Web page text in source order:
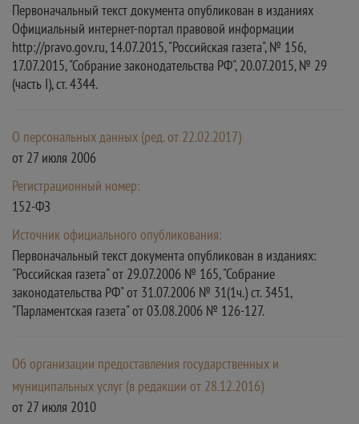
Первоначальный текст документа опубликован в изданиях
Официальный интернет-портал правовой информации
http://pravo.gov.ru, 14.07.2015, "Российская газета", № 156,
17.07.2015, "Собрание законодательства РФ", 20.07.2015, № 29
(часть I), ст. 4344.
О персональных данных (ред. от 22.02.2017)
от 27 июля 2006
Регистрационный номер:
152-ФЗ
Источник официального опубликования:
Первоначальный текст документа опубликован в изданиях:
"Российская газета" от 29.07.2006 № 165, "Собрание
законодательства РФ" от 31.07.2006 № 31(1ч.) ст. 3451,
"Парламентская газета" от 03.08.2006 № 126-127.
Об организации предоставления государственных и
муниципальных услуг (в редакции от 28.12.2016)
от 27 июля 2010